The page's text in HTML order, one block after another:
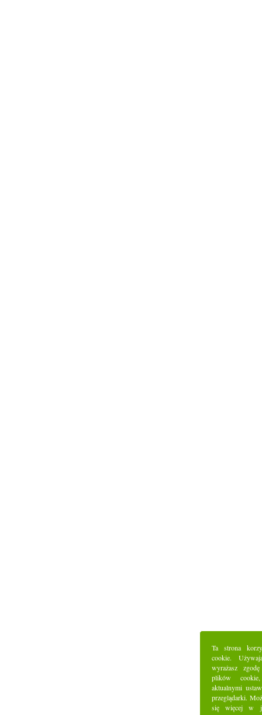
Ta strona
cookie.
wyrażasz
plików
aktualnymi
przeglądarki.
się więcej w